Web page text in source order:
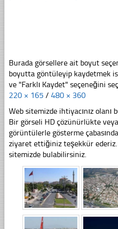
Burada görsellere ait boyut
boyutta göntüleyip kaydetmek
ve "Farklı Kaydet" seçeneğini
220 × 165 / 480 × 360
Web sitemizde ihtiyacınız olanı
Bir görseli HD çözünürlükte
görüntülerle gösterme
ziyaret ettiğiniz teşekkür ederiz.
sitemizde bulabilirsiniz.